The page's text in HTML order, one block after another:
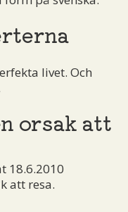
livet. Och
orsak att
18.6.2010
att resa.